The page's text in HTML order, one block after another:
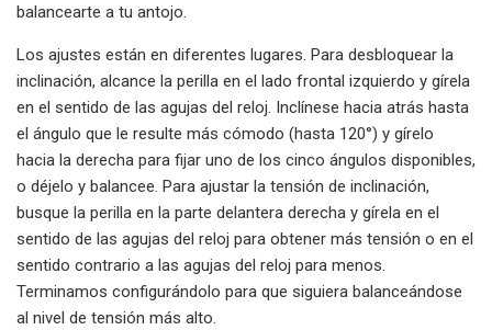
balancearte a tu antojo.
Los ajustes están en diferentes lugares. Para desbloquear la
inclinación, alcance la perilla en el lado frontal izquierdo y gírela
en el sentido de las agujas del reloj. Inclínese hacia atrás hasta
el ángulo que le resulte más cómodo (hasta 120°) y gírelo
hacia la derecha para fijar uno de los cinco ángulos disponibles,
o déjelo y balancee. Para ajustar la tensión de inclinación,
busque la perilla en la parte delantera derecha y gírela en el
sentido de las agujas del reloj para obtener más tensión o en el
sentido contrario a las agujas del reloj para menos.
Terminamos configurándolo para que siguiera balanceándose
al nivel de tensión más alto.